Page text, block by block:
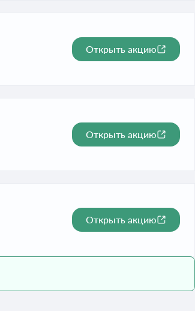
Открыть акцию
Открыть акцию
Открыть акцию